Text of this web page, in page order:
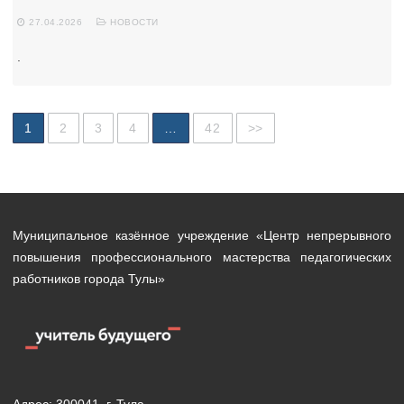
27.04.2026 НОВОСТИ
Навигация
по
1 2 3 4 42 >>
Муниципальное казённое учреждение «Центр непрерывного
повышения профессионального мастерства педагогических
работников города Тулы»